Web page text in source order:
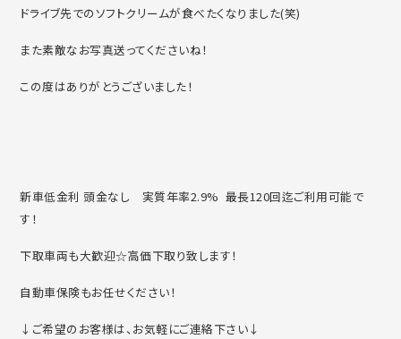
ドライブ先でのソフトクリームが食べたくなりました(笑)
また素敵なお写真送ってくださいね！
この度はありがとうございました！
新車低金利 頭金なし 実質年率2.9% 最長120回迄ご利用可能で
す！
下取車両も大歓迎☆高価下取り致します！
自動車保険もお任せください！
↓ご希望のお客様は、お気軽にご連絡下さい↓